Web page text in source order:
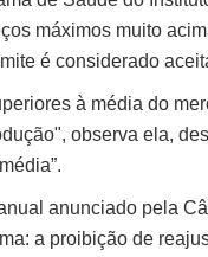
máximos muito
é considerado
à média do
observa ela,
anunciado pela
a proibição de